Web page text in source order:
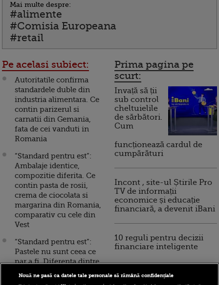
Mai multe despre:
#alimente
#Comisia Europeana
#retail
Pe acelasi subiect:
Autoritatile confirma
standardele duble din
industria alimentara. Ce
contin parizerul si
carnatii din Gemania,
fata de cei vanduti in
Romania
“Standard pentru est”:
Ambalaje identice,
compozitie diferita. Ce
contin pasta de rosii,
crema de ciocolata si
margarina din Romania,
comparativ cu cele din
Vest
“Standard pentru est”:
Pastele nu sunt ceea ce
par a fi. Diferenta dintre
spaghetele italiene
Prima pagina pe
scurt:
Invață să ții
sub control
cheltuielile
de sărbători.
Cum
funcționează cardul de
cumpărături
Incont , site-ul Știrile Pro
TV de informații
economice și educație
financiară, a devenit iBani
10 reguli pentru decizii
financiare inteligente
Nouă ne pasă ca datele tale personale să rămână confidențiale